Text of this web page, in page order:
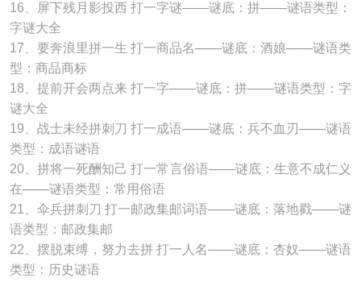
16、屏下残月影投西 打一字谜───谜底：拼───谜语类型：
字谜大全
17、要奔浪里拼一生 打一商品名───谜底：酒娘───谜语类
型：商品商标
18、提前开会两点来 打一字───谜底：拼───谜语类型：字
谜大全
19、战士未经拼刺刀 打一成语───谜底：兵不血刃───谜语
类型：成语谜语
20、拼将一死酬知己 打一常言俗语───谜底：生意不成仁义
在───谜语类型：常用俗语
21、伞兵拼刺刀 打一邮政集邮词语───谜底：落地戳───谜
语类型：邮政集邮
22、摆脱束缚，努力去拼 打一人名───谜底：杏奴───谜语
类型：历史谜语